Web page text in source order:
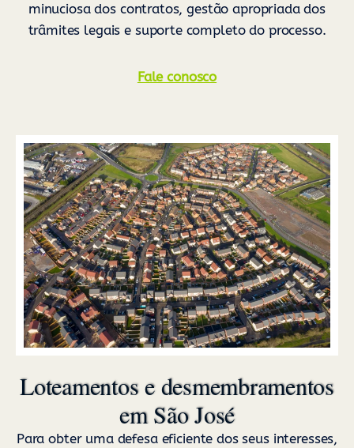
minuciosa dos contratos, gestão apropriada dos
trâmites legais e suporte completo do processo.
Fale conosco
Loteamentos e desmembramentos
em São José
Para obter uma defesa eficiente dos seus interesses,